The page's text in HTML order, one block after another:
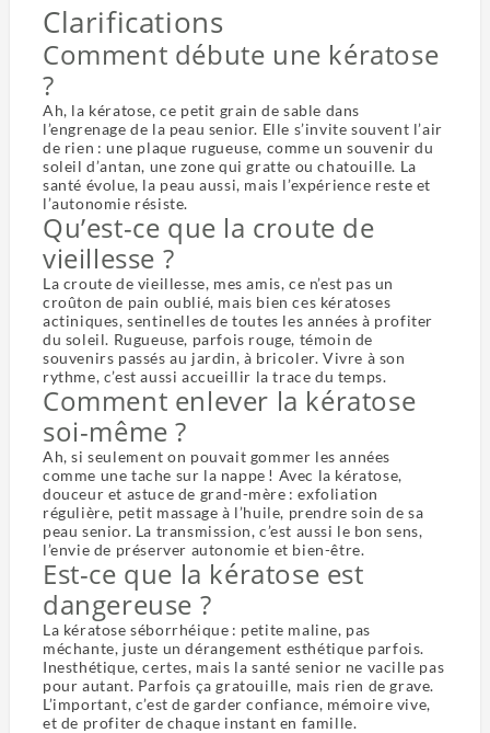
Clarifications
Comment débute une kératose
?
Ah, la kératose, ce petit grain de sable dans
l’engrenage de la peau senior. Elle s’invite souvent l’air
de rien : une plaque rugueuse, comme un souvenir du
soleil d’antan, une zone qui gratte ou chatouille. La
santé évolue, la peau aussi, mais l’expérience reste et
l’autonomie résiste.
Qu’est-ce que la croute de
vieillesse ?
La croute de vieillesse, mes amis, ce n’est pas un
croûton de pain oublié, mais bien ces kératoses
actiniques, sentinelles de toutes les années à profiter
du soleil. Rugueuse, parfois rouge, témoin de
souvenirs passés au jardin, à bricoler. Vivre à son
rythme, c’est aussi accueillir la trace du temps.
Comment enlever la kératose
soi-même ?
Ah, si seulement on pouvait gommer les années
comme une tache sur la nappe ! Avec la kératose,
douceur et astuce de grand-mère : exfoliation
régulière, petit massage à l’huile, prendre soin de sa
peau senior. La transmission, c’est aussi le bon sens,
l’envie de préserver autonomie et bien-être.
Est-ce que la kératose est
dangereuse ?
La kératose séborrhéique : petite maline, pas
méchante, juste un dérangement esthétique parfois.
Inesthétique, certes, mais la santé senior ne vacille pas
pour autant. Parfois ça gratouille, mais rien de grave.
L’important, c’est de garder confiance, mémoire vive,
et de profiter de chaque instant en famille.